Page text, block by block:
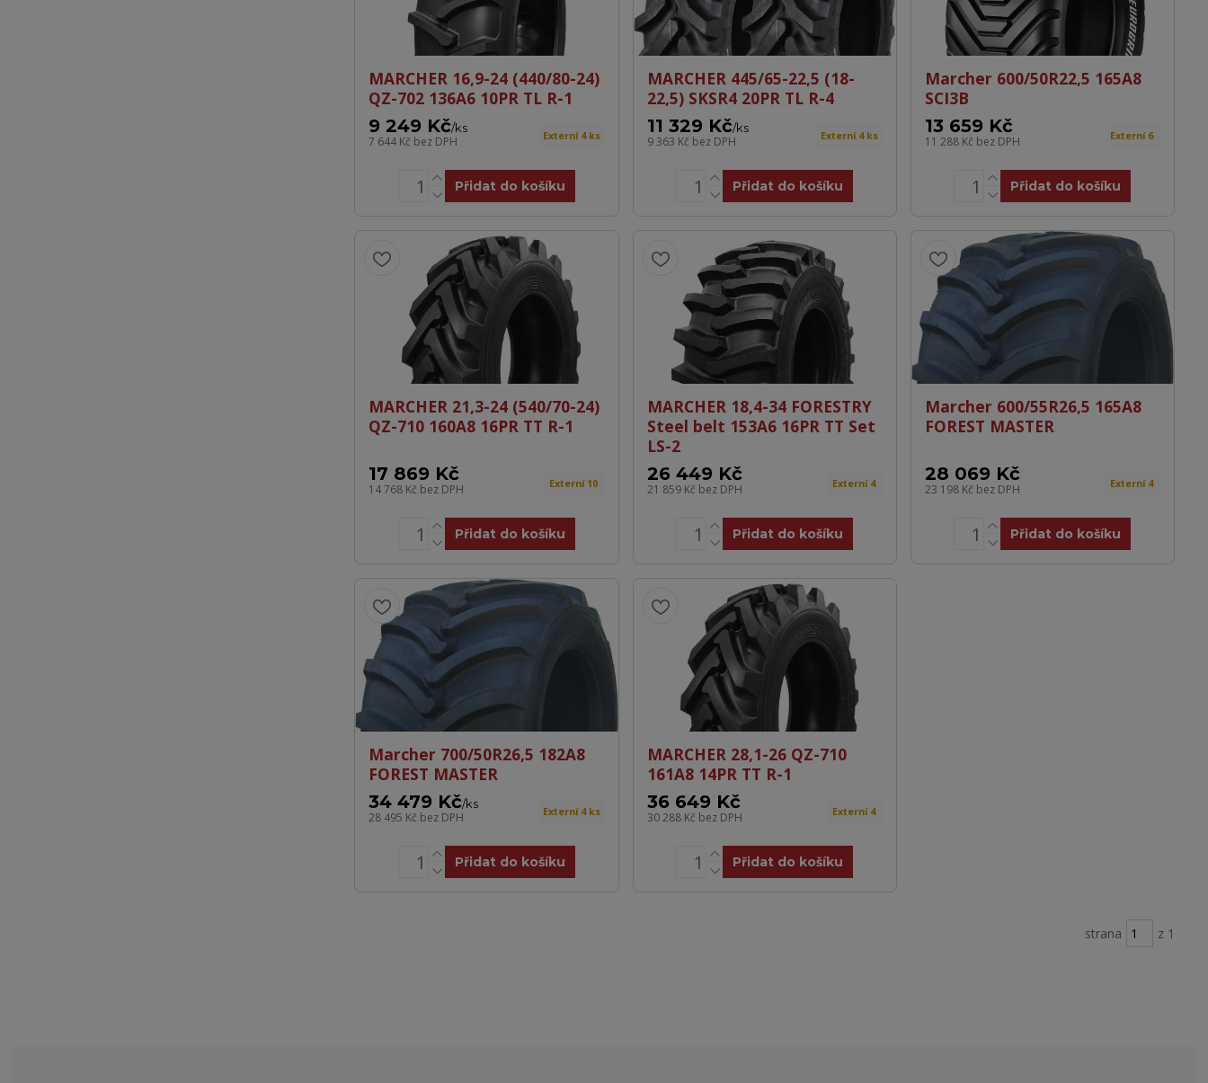
MARCHER 16,9-24 (440/80-24)
QZ-702 136A6 10PR TL R-1
9 249 Kč/ks
7 644 Kč bez DPH Externí 4 ks
Přidat do košíku
MARCHER 445/65-22,5 (18-
22,5) SKSR4 20PR TL R-4
11 329 Kč/ks
9 363 Kč bez DPH Externí 4 ks
Přidat do košíku
Marcher 600/50R22,5 165A8
SCI3B
13 659 Kč
11 288 Kč bez DPH Externí 6
Přidat do košíku
MARCHER 21,3-24 (540/70-24)
QZ-710 160A8 16PR TT R-1
17 869 Kč
14 768 Kč bez DPH Externí 10
Přidat do košíku
MARCHER 18,4-34 FORESTRY
Steel belt 153A6 16PR TT Set
LS-2
26 449 Kč
21 859 Kč bez DPH Externí 4
Přidat do košíku
Marcher 600/55R26,5 165A8
FOREST MASTER
28 069 Kč
23 198 Kč bez DPH Externí 4
Přidat do košíku
Marcher 700/50R26,5 182A8
FOREST MASTER
34 479 Kč/ks
28 495 Kč bez DPH Externí 4 ks
Přidat do košíku
MARCHER 28,1-26 QZ-710
161A8 14PR TT R-1
36 649 Kč
30 288 Kč bez DPH Externí 4
Přidat do košíku
strana z 1